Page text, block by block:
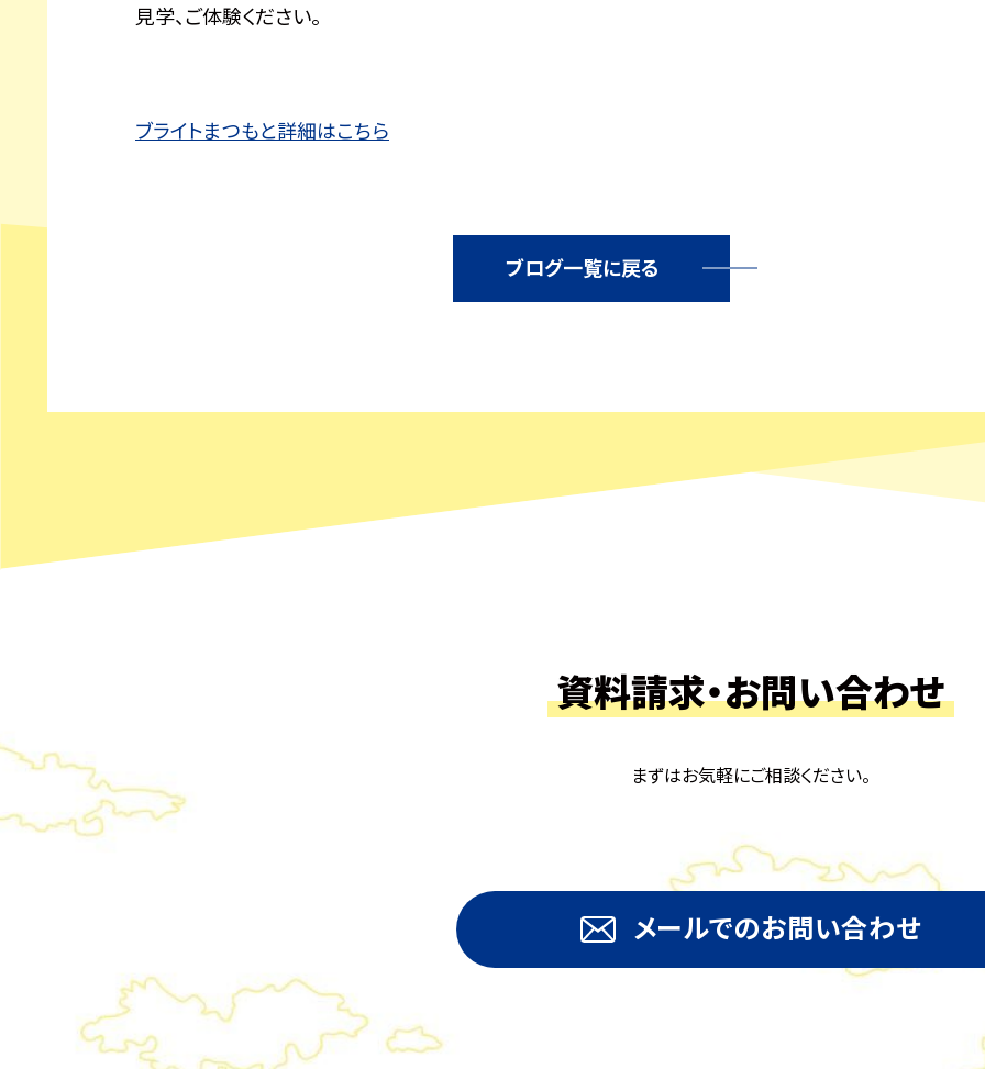
見学、ご体験ください。
ブライトまつもと詳細はこちら
ブログ一覧に戻る
資料請求・お問い合わせ
まずはお気軽にご相談ください。
メールでのお問い合わせ